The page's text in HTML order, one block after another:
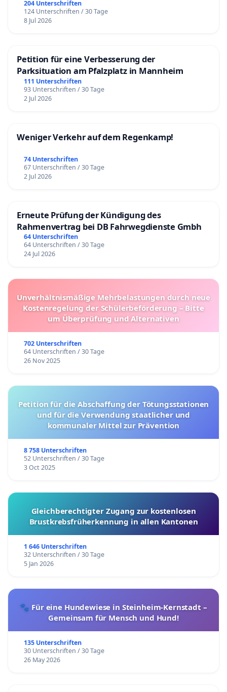
204 Unterschriften
124 Unterschriften / 30 Tage
8 Jul 2026
Petition für eine Verbesserung der
Parksituation am Pfalzplatz in Mannheim
111 Unterschriften
93 Unterschriften / 30 Tage
2 Jul 2026
Weniger Verkehr auf dem Regenkamp!
74 Unterschriften
67 Unterschriften / 30 Tage
2 Jul 2026
Erneute Prüfung der Kündigung des
Rahmenvertrag bei DB Fahrwegdienste Gmbh
64 Unterschriften
64 Unterschriften / 30 Tage
24 Jul 2026
Unverhältnismäßige Mehrbelastungen durch neue
Kostenregelung der Schülerbeförderung – Bitte
um Überprüfung und Alternativen
702 Unterschriften
64 Unterschriften / 30 Tage
26 Nov 2025
Petition für die Abschaffung der Tötungsstationen
und für die Verwendung staatlicher und
kommunaler Mittel zur Prävention
8 758 Unterschriften
52 Unterschriften / 30 Tage
3 Oct 2025
Gleichberechtigter Zugang zur kostenlosen
Brustkrebsfrüherkennung in allen Kantonen
1 646 Unterschriften
32 Unterschriften / 30 Tage
5 Jan 2026
🐾 Für eine Hundewiese in Steinheim-Kernstadt –
Gemeinsam für Mensch und Hund!
135 Unterschriften
30 Unterschriften / 30 Tage
26 May 2026